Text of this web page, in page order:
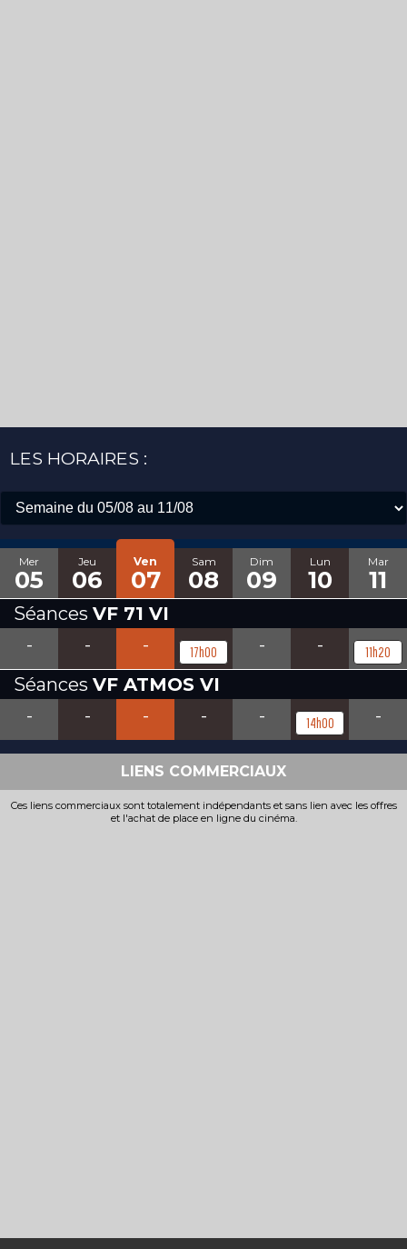
LES HORAIRES :
Mer
05
Jeu
06
Ven
07
Sam
08
Dim
09
Lun
10
Mar
11
Séances VF 71 VI
-
- - 17h00 - - 11h20
Séances VF ATMOS VI
-
- - - - 14h00 -
LIENS COMMERCIAUX
Ces liens commerciaux sont totalement indépendants et sans lien avec les offres
et l'achat de place en ligne du cinéma.